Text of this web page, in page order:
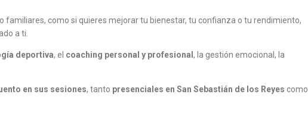
como si quieres mejorar tu bienestar, tu confianza o tu rendimiento,
a ti.
deportiva, el coaching personal y profesional , la gestión emocional, la
en sus sesiones, tanto presenciales en San Sebastián de los Reyes como